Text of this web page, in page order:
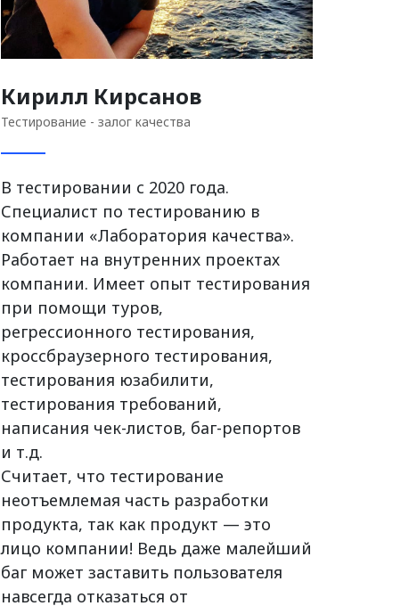
Кирилл Кирсанов
Тестирование - залог качества
В тестировании с 2020 года.
Специалист по тестированию в
компании «Лаборатория качества».
Работает на внутренних проектах
компании. Имеет опыт тестирования
при помощи туров,
регрессионного тестирования,
кроссбраузерного тестирования,
тестирования юзабилити,
тестирования требований,
написания чек-листов, баг-репортов
и т.д.
Считает, что тестирование
неотъемлемая часть разработки
продукта, так как продукт — это
лицо компании! Ведь даже малейший
баг может заставить пользователя
навсегда отказаться от